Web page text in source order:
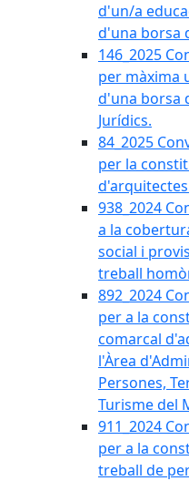
d'un/a
d'una borsa
146_2025
per màxima
d'una borsa
Jurídics.
84_2025
per la
938_2024
a la
social i
treball
892_2024
per a la
comarcal
l'Àrea
Persones,
Turisme del
911_2024
per a la
treball de